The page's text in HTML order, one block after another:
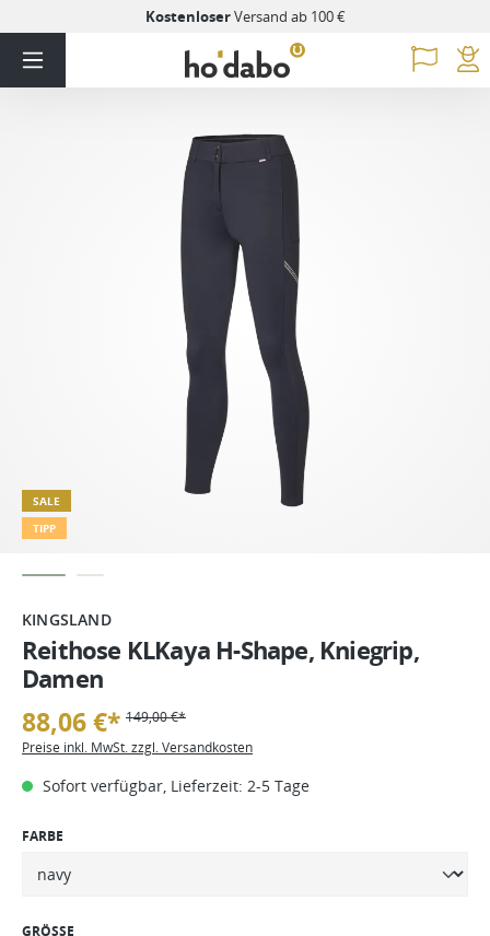
KostenloserVersand ab 100 €
SALE
TIPP
KINGSLAND
Reithose KLKaya H-Shape, Kniegrip,
Damen
88,06 €* 149,00 €*
Preise inkl. MwSt. zzgl. Versandkosten
Sofort verfügbar, Lieferzeit: 2-5 Tage
FARBE
GRÖSSE